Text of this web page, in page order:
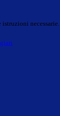
necessarie.